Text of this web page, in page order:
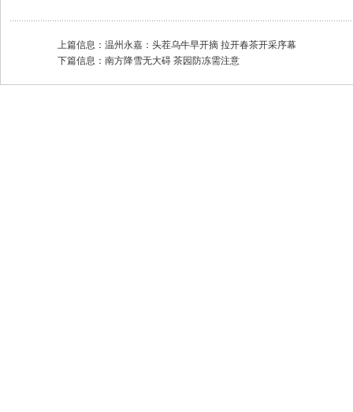
上篇信息： 温州永嘉：头茬乌牛早开摘 拉开春茶开采序幕
下篇信息： 南方降雪无大碍 茶园防冻需注意